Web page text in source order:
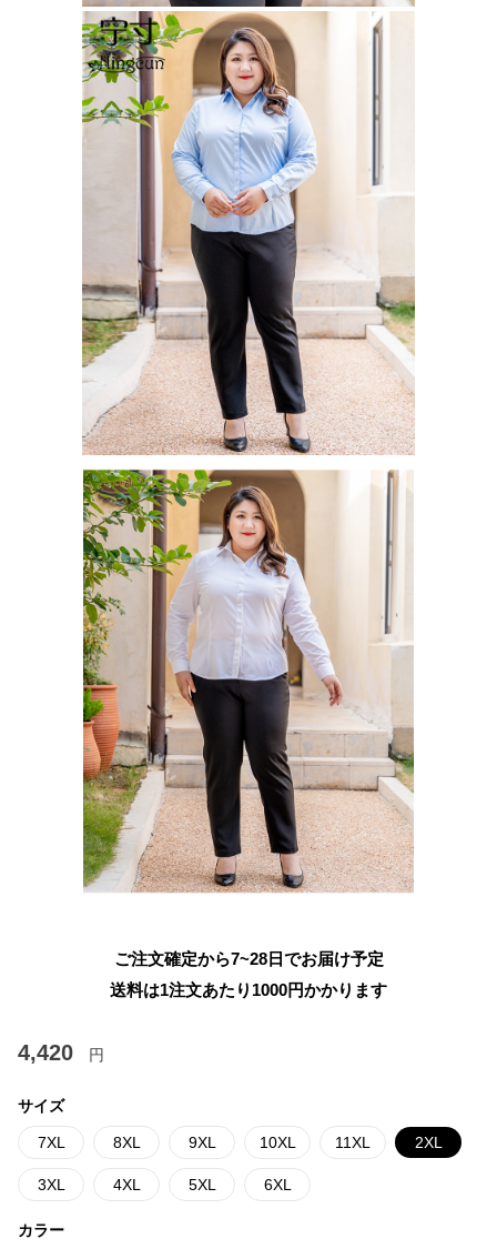
ご注文確定から7~28日でお届け予定
送料は1注文あたり 1000円かかります
4,420 円
サイズ
7XL 8XL 9XL 10XL 11XL 2XL
3XL 4XL 5XL 6XL
カラー